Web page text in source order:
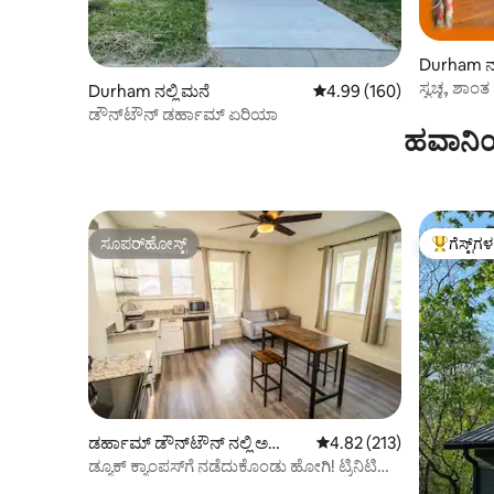
Durham ನಲ್ಲಿ ಮನೆ 5 ರಲ್ಲಿ 4.99 ಸರಾಸರಿ
4.99 (160)
ಡೌನ್‌ಟೌನ್ ಡರ್ಹಾಮ್ ಏರಿಯಾ
Durham
ಸ್ವಚ್ಛ,
ಸೂಪರ್‌ಹೋಸ್ಟ್
ಸೂಪರ್‌ಹೋಸ್ಟ್
ಡರ್ಹಾಮ್ ಡೌನ್‌ಟೌನ್ ನಲ್ಲಿ ಅ
ಪಾರ್ಟ್‌ಮಂಟ್
5 ರಲ್ಲಿ 4.82 ಸರಾಸರಿ
4.82 (213)
ಡ್ಯೂಕ್ ಕ್ಯಾಂಪಸ್‌ಗೆ ನಡೆದುಕೊಂಡು ಹೋಗಿ! ಟ್ರಿನಿಟಿ
ಗೆಸ್ಟ್‌ಗಳಿಗೆ